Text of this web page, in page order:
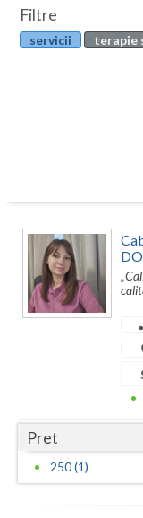
Botosani
Calarasi
Caras-Severin
Cluj
Constanta
Dolj
Galati
Articole
Evenimente
Filtre
servicii
terapie
Pret
250 (1)